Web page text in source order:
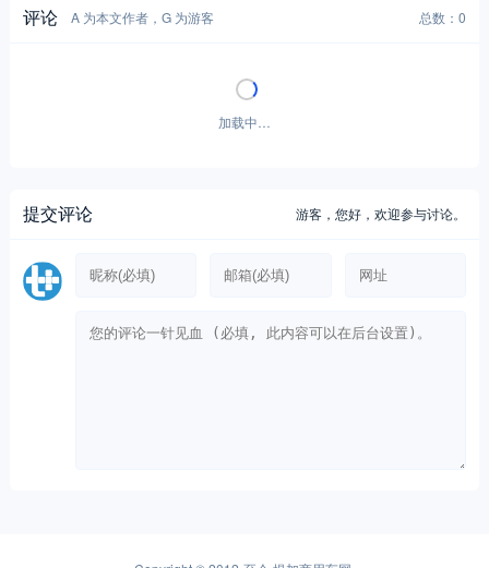
评论 A 为本文作者，G 为游客 总数：0
加载中…
提交评论 游客，您好，欢迎参与讨论。